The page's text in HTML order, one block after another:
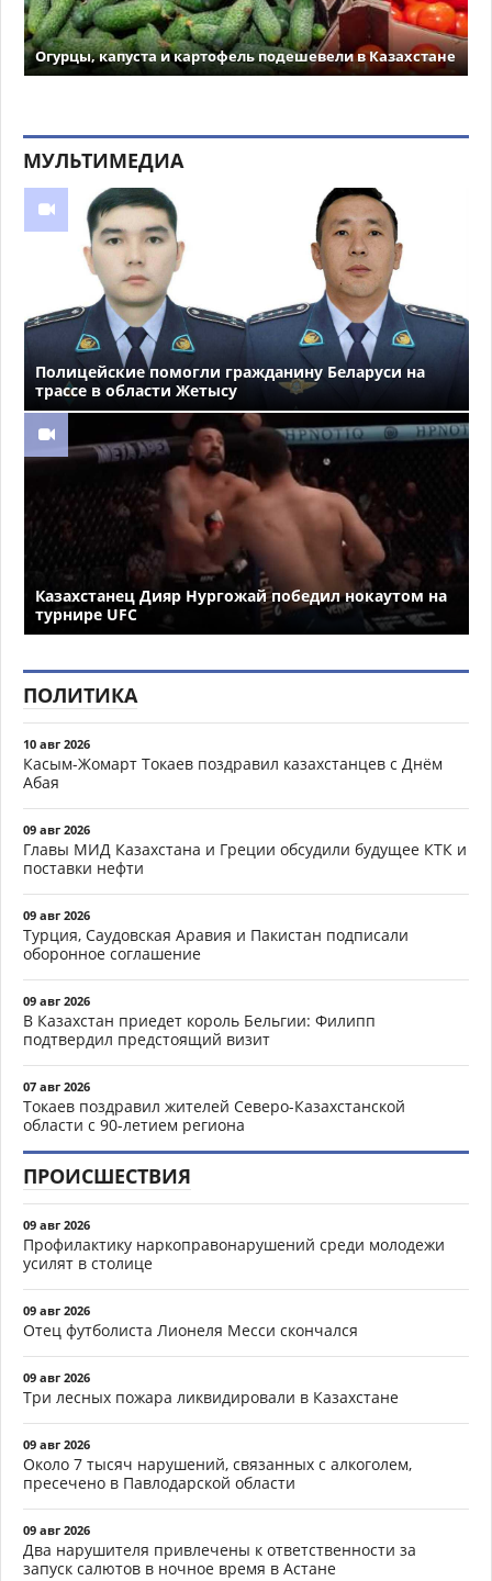
Огурцы, капуста и картофель подешевели в Казахстане
МУЛЬТИМЕДИА
Полицейские помогли гражданину Беларуси на
трассе в области Жетысу
Казахстанец Дияр Нургожай победил нокаутом на
турнире UFC
ПОЛИТИКА
10 авг 2026
Касым-Жомарт Токаев поздравил казахстанцев с Днём
Абая
09 авг 2026
Главы МИД Казахстана и Греции обсудили будущее КТК и
поставки нефти
09 авг 2026
Турция, Саудовская Аравия и Пакистан подписали
оборонное соглашение
09 авг 2026
В Казахстан приедет король Бельгии: Филипп
подтвердил предстоящий визит
07 авг 2026
Токаев поздравил жителей Северо-Казахстанской
области с 90-летием региона
ПРОИСШЕСТВИЯ
09 авг 2026
Профилактику наркоправонарушений среди молодежи
усилят в столице
09 авг 2026
Отец футболиста Лионеля Месси скончался
09 авг 2026
Три лесных пожара ликвидировали в Казахстане
09 авг 2026
Около 7 тысяч нарушений, связанных с алкоголем,
пресечено в Павлодарской области
09 авг 2026
Два нарушителя привлечены к ответственности за
запуск салютов в ночное время в Астане